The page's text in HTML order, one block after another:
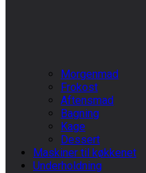
Morgenmad
Frokost
Aftensmad
Bagning
Kage
Dessert
Maskiner til køkkenet
Underholdning